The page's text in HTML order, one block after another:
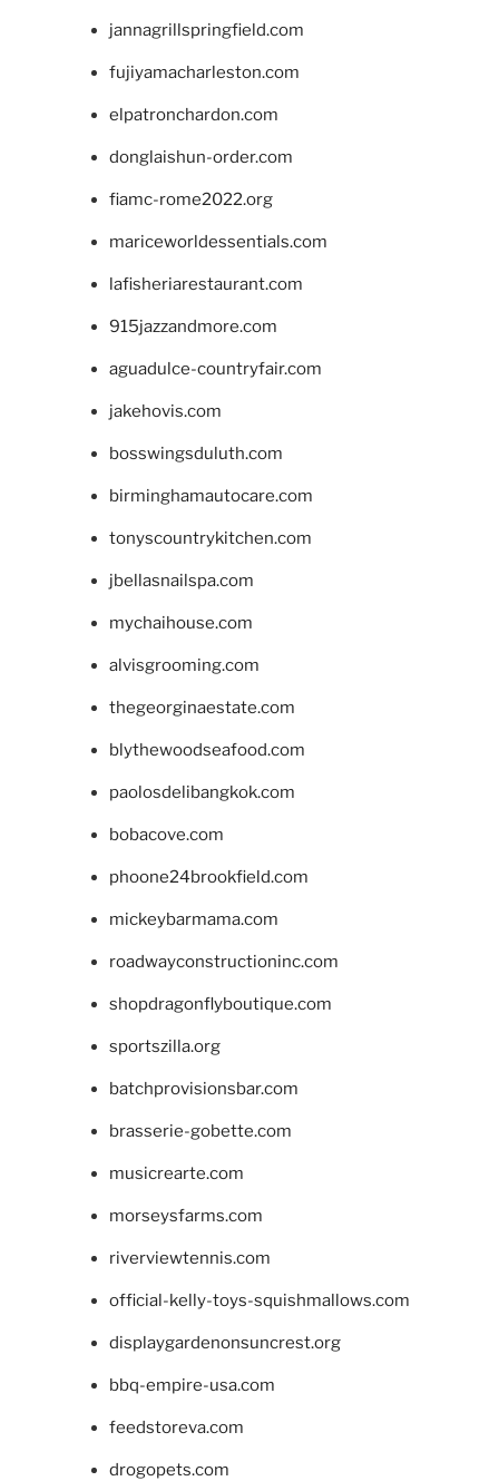
jannagrillspringfield.com
fujiyamacharleston.com
elpatronchardon.com
donglaishun-order.com
fiamc-rome2022.org
mariceworldessentials.com
lafisheriarestaurant.com
915jazzandmore.com
aguadulce-countryfair.com
jakehovis.com
bosswingsduluth.com
birminghamautocare.com
tonyscountrykitchen.com
jbellasnailspa.com
mychaihouse.com
alvisgrooming.com
thegeorginaestate.com
blythewoodseafood.com
paolosdelibangkok.com
bobacove.com
phoone24brookfield.com
mickeybarmama.com
roadwayconstructioninc.com
shopdragonflyboutique.com
sportszilla.org
batchprovisionsbar.com
brasserie-gobette.com
musicrearte.com
morseysfarms.com
riverviewtennis.com
official-kelly-toys-squishmallows.com
displaygardenonsuncrest.org
bbq-empire-usa.com
feedstoreva.com
drogopets.com